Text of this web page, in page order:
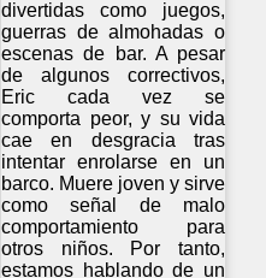
divertidas como juegos,
guerras de almohadas o
escenas de bar. A pesar
de algunos correctivos,
Eric cada vez se
comporta peor, y su vida
cae en desgracia tras
intentar enrolarse en un
barco. Muere joven y sirve
como señal de malo
comportamiento para
otros niños. Por tanto,
estamos hablando de un